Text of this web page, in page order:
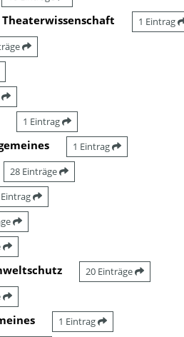
1 Eintrag
1 Eintrag
1 Eintrag
28 Einträge
20 Einträge
1 Eintrag